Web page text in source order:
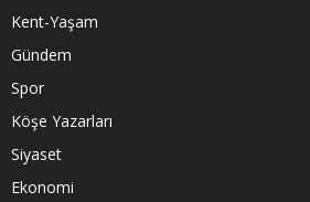
Kent-Yaşam
Gündem
Spor
Köşe Yazarları
Siyaset
Ekonomi